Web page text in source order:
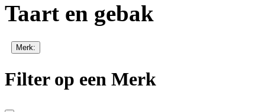
Taart en gebak
Merk:
Filter op een Merk